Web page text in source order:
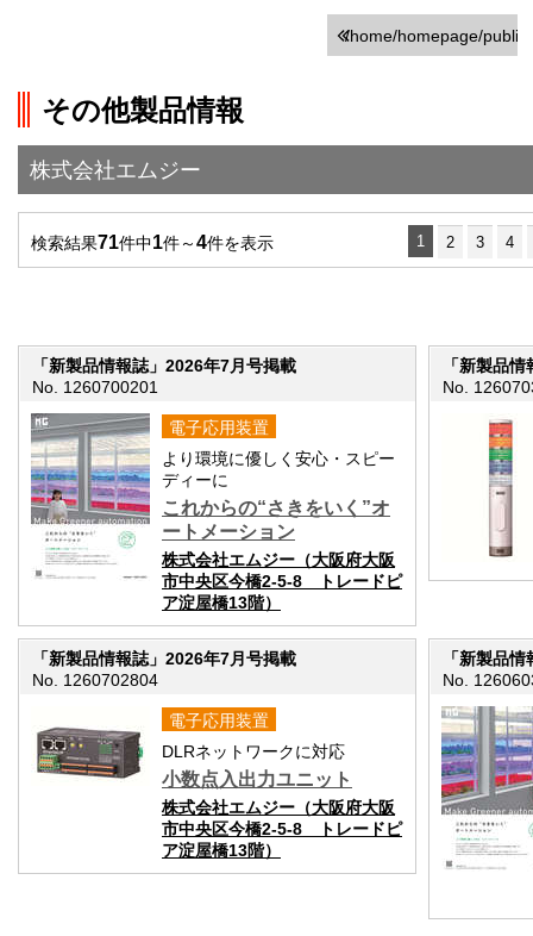
/home/homepage/
その他製品情報
株式会社エムジー
検索結果71件中1件～4件を表示 1 2 3 4
「新製品情報誌」2026年7月号掲載
No. 1260700201
電子応用装置
より環境に優しく安心・スピー
ディーに
これからの“さきをいく”オ
ートメーション
株式会社エムジー（大阪府大阪
市中央区今橋2-5-8 トレードピ
ア淀屋橋13階）
「新製品
No.
「新製品情報誌」2026年7月号掲載
No. 1260702804
電子応用装置
DLRネットワークに対応
小数点入出力ユニット
株式会社エムジー（大阪府大阪
市中央区今橋2-5-8 トレードピ
ア淀屋橋13階）
「新製品
No.